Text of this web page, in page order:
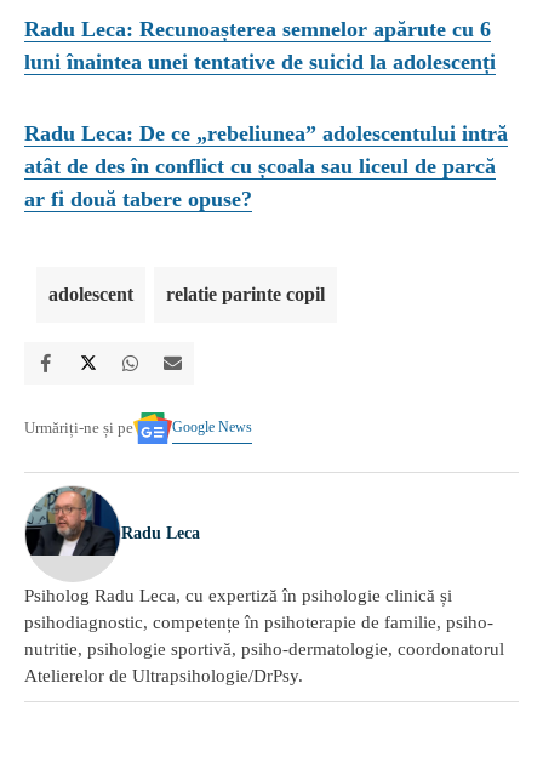
Radu Leca: Recunoașterea semnelor apărute cu 6
luni înaintea unei tentative de suicid la adolescenți
Radu Leca: De ce „rebeliunea” adolescentului intră
atât de des în conflict cu școala sau liceul de parcă
ar fi două tabere opuse?
adolescent relatie parinte copil
Urmăriți-ne și pe Google News
Radu Leca
Psiholog Radu Leca, cu expertiză în psihologie clinică și
psihodiagnostic, competențe în psihoterapie de familie, psiho-
nutritie, psihologie sportivă, psiho-dermatologie, coordonatorul
Atelierelor de Ultrapsihologie/DrPsy.